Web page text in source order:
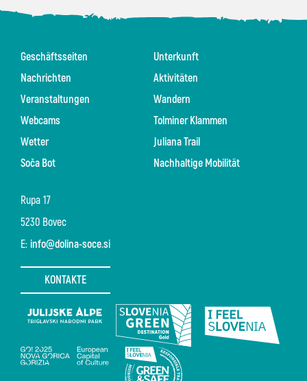
Rupa 17
5230 Bovec
E: info@dolina-soce.si
KONTAKTE
Geschäftsseiten
Nachrichten
Veranstaltungen
Webcams
Wetter
Soča Bot
Unterkunft
Aktivitäten
Wandern
Tolminer Klammen
Juliana Trail
Nachhaltige Mobilität